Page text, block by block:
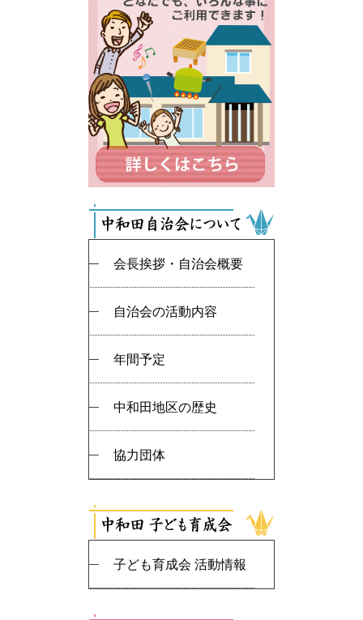
会長挨拶・自治会概要
自治会の活動内容
年間予定
中和田地区の歴史
協力団体
子ども育成会 活動情報